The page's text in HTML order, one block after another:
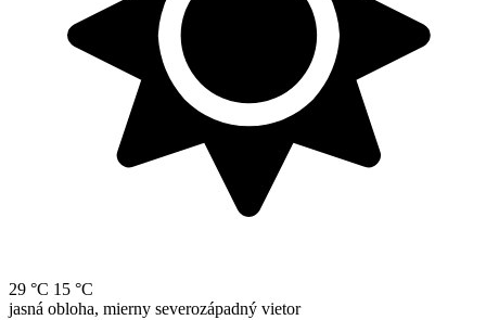
29 °C 15 °C
jasná obloha, mierny severozápadný vietor